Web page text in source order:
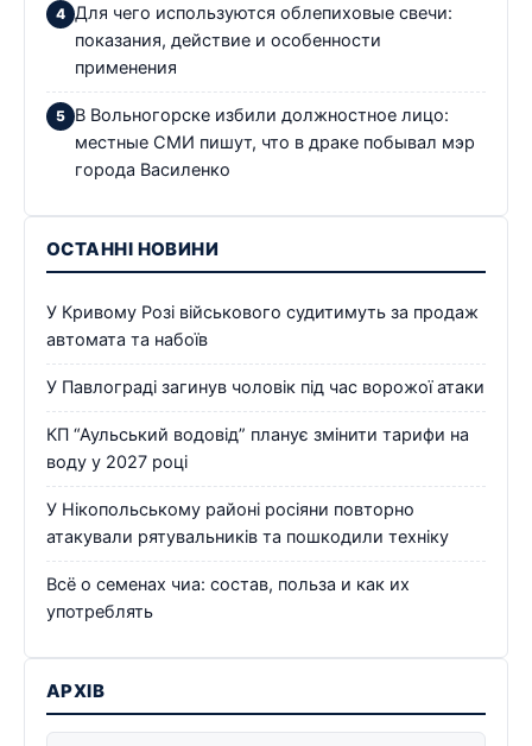
Для чего используются облепиховые свечи:
показания, действие и особенности
применения
В Вольногорске избили должностное лицо:
местные СМИ пишут, что в драке побывал мэр
города Василенко
ОСТАННІ НОВИНИ
У Кривому Розі військового судитимуть за продаж
автомата та набоїв
У Павлограді загинув чоловік під час ворожої атаки
КП “Аульський водовід” планує змінити тарифи на
воду у 2027 році
У Нікопольському районі росіяни повторно
атакували рятувальників та пошкодили техніку
Всё о семенах чиа: состав, польза и как их
употреблять
АРХІВ